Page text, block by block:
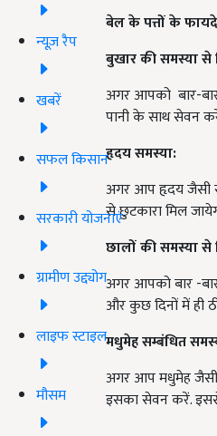
न्यूज़ रैप
खबरें
सफल किसान
सरकारी योजनाएं
ग्रामीण उद्द्योग
लाइफ स्टाइल
मौसम
बेलकेपत्तोंकेफायदे
बुखारकीसमस्यासे
अगर आपको बार-
पानी के साथ सेवन
हृदयसमस्या:
अगर आप हृदय जैसी
से छुटकारा मिल
छालोंकीसमस्यासे
अगर आपको बार -
और कुछ दिनों में ही
मधुमेहसम्बंधित
अगर आप मधुमेह जैसी
इसका सेवन करें.